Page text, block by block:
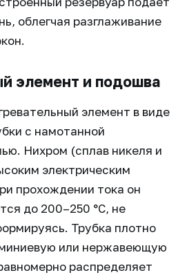
облегчая разглаживание
элемент и подошва
элемент в виде
с намотанной
Нихром (сплав никеля и
электрическим
прохождении тока он
до 200–250 °C, не
Трубка плотно
или нержавеющую
распределяет